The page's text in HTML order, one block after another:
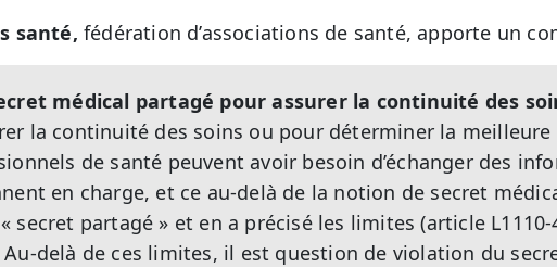
santé, fédération d’associations de santé, apporte un
médical partagé pour assurer la continuité des
la continuité des soins ou pour déterminer la
de santé peuvent avoir besoin d’échanger des
en charge, et ce au-delà de la notion de secret
secret partagé » et en a précisé les limites (article
delà de ces limites, il est question de violation du